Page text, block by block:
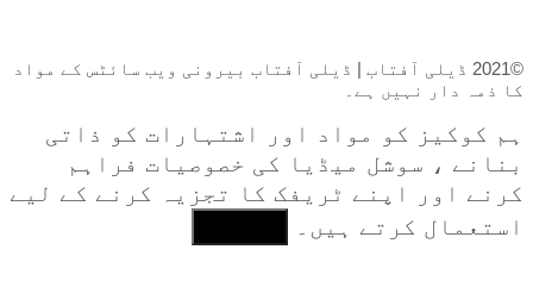
©2021 ڈیلی آفتاب | ڈیلی آفتاب بیرونی ویب سائٹس کے مواد
کا ذمہ دار نہیں ہے۔
ہم کوکیز کو مواد اور اشتہارات کو ذاتی
بنانے ، سوشل میڈیا کی خصوصیات فراہم
کرنے اور اپنے ٹریفک کا تجزیہ کرنے کے لیے
استعمال کرتے ہیں۔